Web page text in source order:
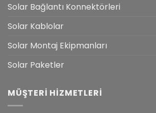
Solar Bağlantı Konnektörleri
Solar Kablolar
Solar Montaj Ekipmanları
Solar Paketler
MÜŞTERI HIZMETLERI